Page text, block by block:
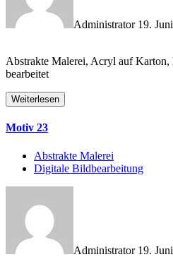
Administrator 19.
Abstrakte Malerei, Acryl auf
bearbeitet
Weiterlesen
Motiv 23
Abstrakte Malerei
Digitale Bildbearbeitung
Administrator 19.